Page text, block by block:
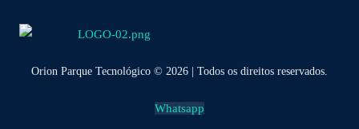
Orion Parque Tecnológico © 2026 | Todos os direitos reservados.
Whatsapp